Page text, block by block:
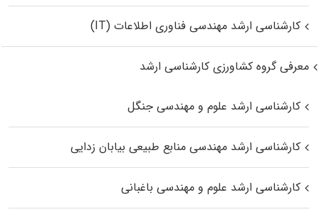
کارشناسی ارشد مهندسی فناوری اطلاعات (IT)
معرفی گروه کشاورزی کارشناسی ارشد
کارشناسی ارشد علوم و مهندسی جنگل
کارشناسی ارشد مهندسی منابع طبیعی بیابان زدایی
کارشناسی ارشد علوم و مهندسی باغبانی